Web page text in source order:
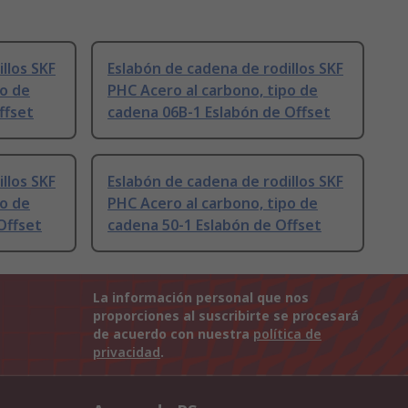
SKF
de
Eslabón de cadena de rodillos SKF
PHC Acero al carbono, tipo de
cadena 06B-1 Eslabón de Offset
SKF
de
Eslabón de cadena de rodillos SKF
PHC Acero al carbono, tipo de
cadena 50-1 Eslabón de Offset
La información personal que nos
proporciones al suscribirte se procesará
de acuerdo con nuestra política de
privacidad.